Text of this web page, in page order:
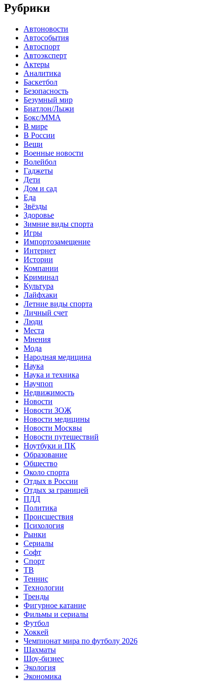
Рубрики
Автоновости
Автособытия
Автоспорт
Автоэксперт
Актеры
Аналитика
Баскетбол
Безопасность
Безумный мир
Биатлон/Лыжи
Бокс/MMA
В мире
В России
Вещи
Военные новости
Волейбол
Гаджеты
Дети
Дом и сад
Еда
Звёзды
Здоровье
Зимние виды спорта
Игры
Импортозамещение
Интернет
Истории
Компании
Криминал
Культура
Лайфхаки
Летние виды спорта
Личный счет
Люди
Места
Мнения
Мода
Народная медицина
Наука
Наука и техника
Научпоп
Недвижимость
Новости
Новости ЗОЖ
Новости медицины
Новости Москвы
Новости путешествий
Ноутбуки и ПК
Образование
Общество
Около спорта
Отдых в России
Отдых за границей
ПДД
Политика
Происшествия
Психология
Рынки
Сериалы
Софт
Спорт
ТВ
Теннис
Технологии
Тренды
Фигурное катание
Фильмы и сериалы
Футбол
Хоккей
Чемпионат мира по футболу 2026
Шахматы
Шоу-бизнес
Экология
Экономика